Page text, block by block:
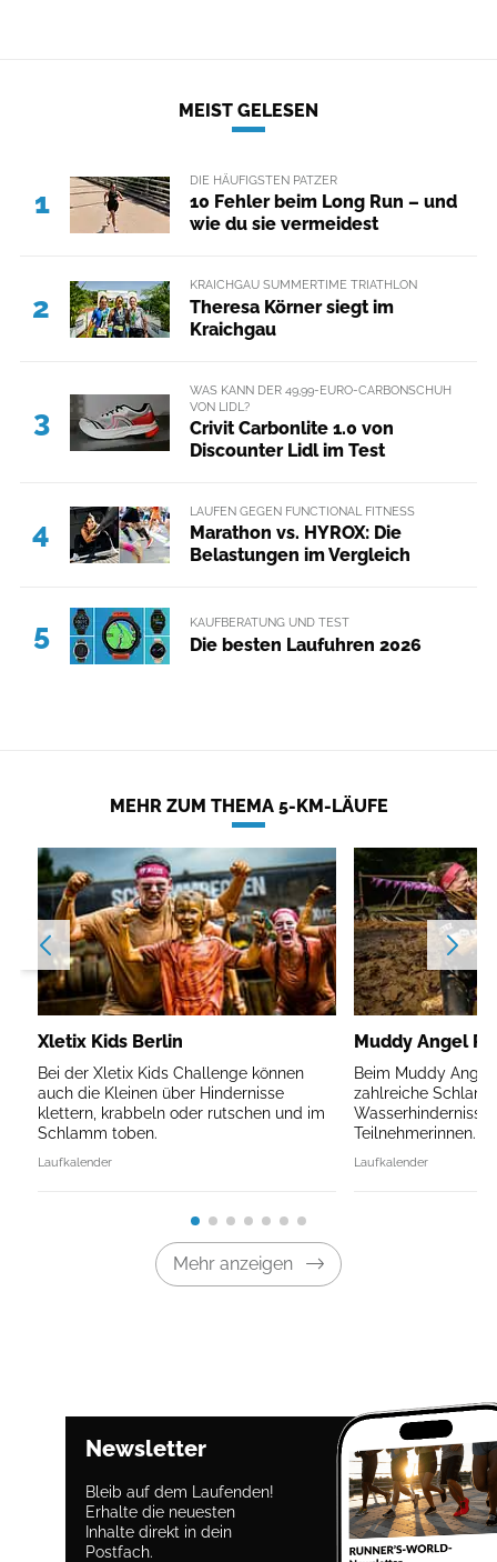
MEIST GELESEN
1
DIE HÄUFIGSTEN PATZER
10 Fehler beim Long Run – und
wie du sie vermeidest
2
KRAICHGAU SUMMERTIME TRIATHLON
Theresa Körner siegt im
Kraichgau
3
WAS KANN DER 49,99-EURO-CARBONSCHUH
VON LIDL?
Crivit Carbonlite 1.0 von
Discounter Lidl im Test
4
LAUFEN GEGEN FUNCTIONAL FITNESS
Marathon vs. HYROX: Die
Belastungen im Vergleich
5 KAUFBERATUNG UND TEST
Die besten Laufuhren 2026
MEHR ZUM THEMA 5-KM-LÄUFE
Xletix Kids Berlin
Bei der Xletix Kids Challenge können
auch die Kleinen über Hindernisse
klettern, krabbeln oder rutschen und im
Schlamm toben.
Laufkalender
Muddy Angel
Beim Muddy
zahlreiche
Wasserhindernisse
Teilnehmerinnen.
Laufkalender
Mehr anzeigen
Newsletter
Bleib auf dem Laufenden!
Erhalte die neuesten
Inhalte direkt in dein
Postfach.